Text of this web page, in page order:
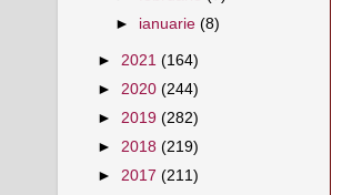
► ianuarie(8)
► 2021 (164)
► 2020 (244)
► 2019 (282)
► 2018 (219)
► 2017 (211)